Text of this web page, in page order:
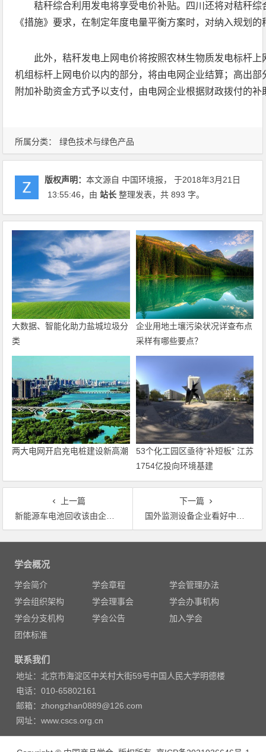
所属分类： 绿色技术与绿色产品
秸秆综合利用发电将享受电价补贴。四川还将对秸秆
《措施》要求，在制定年度电量平衡方案时，对纳入规划
此外，秸秆发电上网电价将按照农林生物质发电标杆
机组标杆上网电价以内的部分，将由电网企业结算；高出
附加补助资金方式予以支付，由电网企业根据财政拨付的
版权声明：本文源自 中国环境报， 于2018年3月21日
13:55:46，由站长 整理发表，共 893 字。
大数据、智能化助力盐城垃圾分
类
企业用地土壤污染状况详查布点
采样有哪些要点？
两大电网开启充电桩建设新高潮
53个化工园区亟待“补短板” 江苏
1754亿投向环境基建
上一篇
新能源车电池回收该由企业主导
下一篇
国外监测设备企业看好中国市场 关注新兴市场 加速在华本地化进程
文
学会概况
学会简介 学会章程
学会管理办法
学会组织架构
学会理事会
学会办事机构
学会分支机构
学会公告
加入学会
团体标准
联系我们
地址：北京市海淀区中关村大街59号中国人民大学明德楼
电话：010-65802161
邮箱：zhongzhan0889@126.com
网址：www.cscs.org.cn